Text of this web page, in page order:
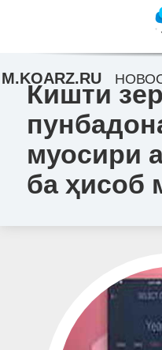
Кишти
муосири
ба ҳисоб
M.KOARZ.RU